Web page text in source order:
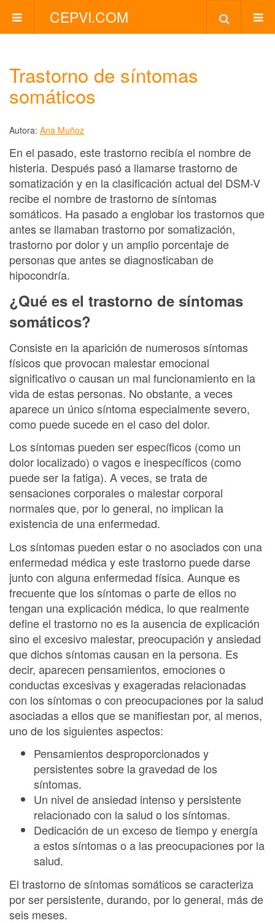
CEPVI.COM
Trastorno de síntomas
somáticos
Autora: Ana Muñoz
En el pasado, este trastorno recibía el nombre de
histeria. Después pasó a llamarse trastorno de
somatización y en la clasificación actual del DSM-V
recibe el nombre de trastorno de síntomas
somáticos. Ha pasado a englobar los trastornos que
antes se llamaban trastorno por somatización,
trastorno por dolor y un amplio porcentaje de
personas que antes se diagnosticaban de
hipocondría.
¿Qué es el trastorno de síntomas
somáticos?
Consiste en la aparición de numerosos síntomas
físicos que provocan malestar emocional
significativo o causan un mal funcionamiento en la
vida de estas personas. No obstante, a veces
aparece un único síntoma especialmente severo,
como puede sucede en el caso del dolor.
Los síntomas pueden ser específicos (como un
dolor localizado) o vagos e inespecíficos (como
puede ser la fatiga). A veces, se trata de
sensaciones corporales o malestar corporal
normales que, por lo general, no implican la
existencia de una enfermedad.
Los síntomas pueden estar o no asociados con una
enfermedad médica y este trastorno puede darse
junto con alguna enfermedad física. Aunque es
frecuente que los síntomas o parte de ellos no
tengan una explicación médica, lo que realmente
define el trastorno no es la ausencia de explicación
sino el excesivo malestar, preocupación y ansiedad
que dichos síntomas causan en la persona. Es
decir, aparecen pensamientos, emociones o
conductas excesivas y exageradas relacionadas
con los síntomas o con preocupaciones por la salud
asociadas a ellos que se manifiestan por, al menos,
uno de los siguientes aspectos:
Pensamientos desproporcionados y
persistentes sobre la gravedad de los
síntomas.
Un nivel de ansiedad intenso y persistente
relacionado con la salud o los síntomas.
Dedicación de un exceso de tiempo y energía
a estos síntomas o a las preocupaciones por la
salud.
El trastorno de síntomas somáticos se caracteriza
por ser persistente, durando, por lo general, más de
seis meses.